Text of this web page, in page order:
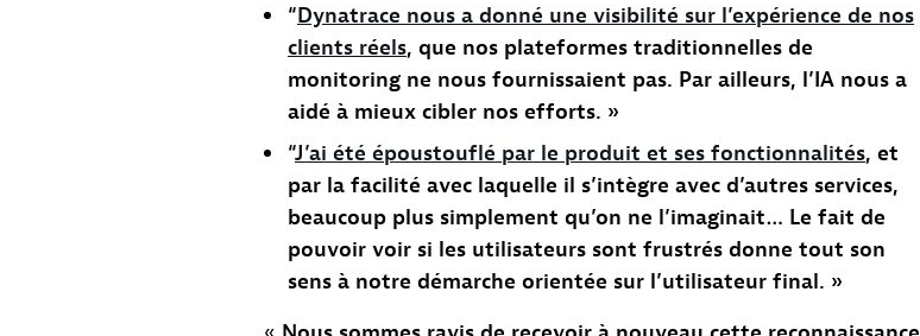
“Dynatrace nous a donné une visibilité sur l’expérience de nos
clients réels, que nos plateformes traditionnelles de
monitoring ne nous fournissaient pas. Par ailleurs, l’IA nous a
aidé à mieux cibler nos efforts. »
“J’ai été époustouflé par le produit et ses fonctionnalités, et
par la facilité avec laquelle il s’intègre avec d’autres services,
beaucoup plus simplement qu’on ne l’imaginait… Le fait de
pouvoir voir si les utilisateurs sont frustrés donne tout son
sens à notre démarche orientée sur l’utilisateur final. »